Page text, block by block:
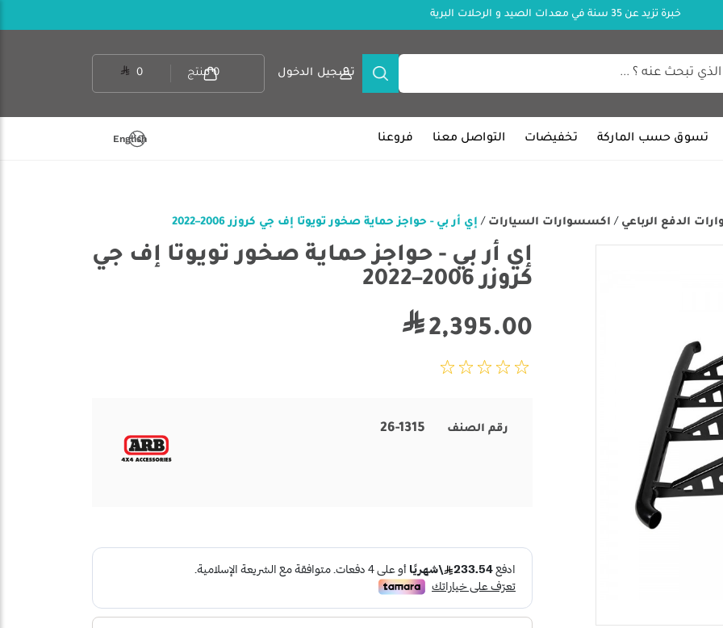
خبرة تزيد عن 35 سنة في معدات الصيد و الرحلات البرية
تسجيل الدخول 0 منتج 0
تسوق حسب الماركة تخفيضات التواصل معنا فروعنا English
الدفع الرباعي / اكسسوارات السيارات / إي أر بي - حواجز حماية صخور تويوتا إف جي كروزر 2006–2022
إي أر بي - حواجز حماية صخور تويوتا إف جي
كروزر 2006–2022
2,395.00
رقم الصنف 26-1315